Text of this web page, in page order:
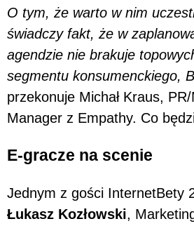
O tym, że warto w nim
świadczy fakt, że w
agendzie nie brakuje
segmentu konsumenckiego,
przekonuje Michał Kraus,
Manager z Empathy. Co
E-gracze na scenie
Jednym z gości InternetBety
Łukasz Kozłowski,